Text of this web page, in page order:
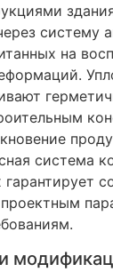
систему
на
система